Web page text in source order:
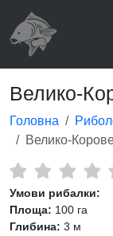
Велико-
Головна
Велико-
Умови рибалки:
Площа: 100 га
Глибина: 3 м